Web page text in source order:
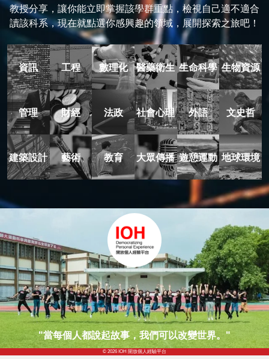
教授分享，讓你能立即掌握該學群重點，檢視自己適不適合
讀該科系，現在就點選你感興趣的領域，展開探索之旅吧！
資訊 工程 數理化 醫藥衛生 生命科學 生物資源
管理 財經 法政 社會心理 外語 文史哲
建築設計 藝術 教育 大眾傳播 遊憩運動 地球環境
"當每個人都說起故事，我們可以改變世界。"
© 2026 IOH 開放個人經驗平台